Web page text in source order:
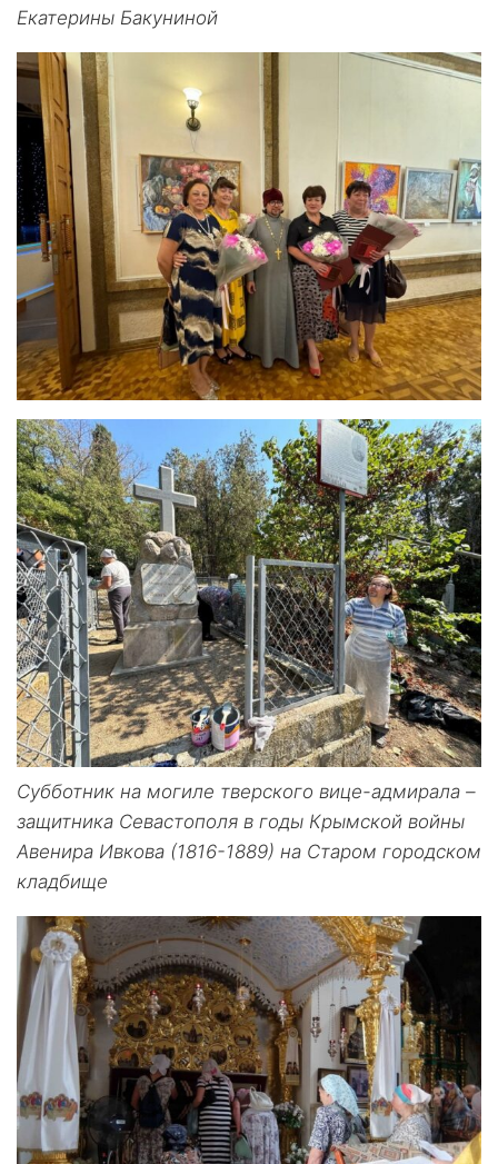
Екатерины Бакуниной
Субботник на могиле тверского вице-адмирала –
защитника Севастополя в годы Крымской войны
Авенира Ивкова (1816-1889) на Старом городском
кладбище